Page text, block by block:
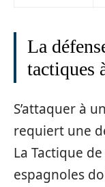
La
tactiques
S’attaquer à
requiert une
La Tactique
espagnoles